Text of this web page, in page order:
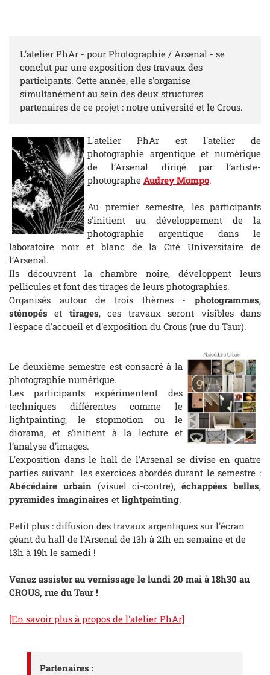
L'atelier PhAr - pour Photographie / Arsenal - se
conclut par une exposition des travaux des
participants. Cette année, elle s'organise
simultanément au sein des deux structures
partenaires de ce projet : notre université et le Crous.
L'atelier PhAr est l'atelier de
photographie argentique et numérique
de l’Arsenal dirigé par l’artiste-
photographe Audrey Mompo.
Au premier semestre, les participants
s’initient au développement de la
photographie argentique dans le
laboratoire noir et blanc de la Cité Universitaire de
l’Arsenal.
Ils découvrent la chambre noire, développent leurs
pellicules et font des tirages de leurs photographies.
Organisés autour de trois thèmes - photogrammes,
sténopés et tirages, ces travaux seront visibles dans
l'espace d'accueil et d'exposition du Crous (rue du Taur).
Le deuxième semestre est consacré à la
photographie numérique.
Les participants expérimentent des
techniques différentes comme le
lightpainting, le stopmotion ou le
diorama, et s’initient à la lecture et
l’analyse d’images.
L'exposition dans le hall de l'Arsenal se divise en quatre
parties suivant les exercices abordés durant le semestre :
Abécédaire urbain (visuel ci-contre),échappées belles,
pyramides imaginaires et lightpainting.
Petit plus : diffusion des travaux argentiques sur l'écran
géant du hall de l'Arsenal de 13h à 21h en semaine et de
13h à 19h le samedi !
Venez assister au vernissage le lundi 20 mai à 18h30 au
CROUS, rue du Taur !
[En savoir plus à propos de l'atelier PhAr]
Partenaires :